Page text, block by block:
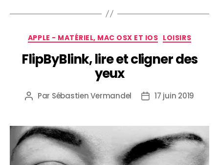
APPLE - MATÉRIEL, MAC OSX ET IOS LOISIRS
FlipByBlink, lire et cligner des
yeux
Par Sébastien Vermandel 17 juin 2019